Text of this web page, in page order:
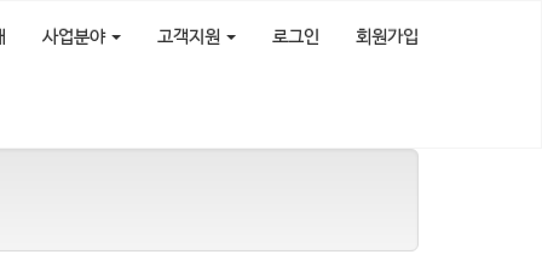
사업분야 고객지원 로그인 회원가입